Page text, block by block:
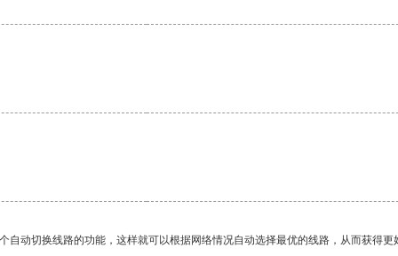
动切换线路的功能，这样就可以根据网络情况自动选择最优的线路，从而获得更